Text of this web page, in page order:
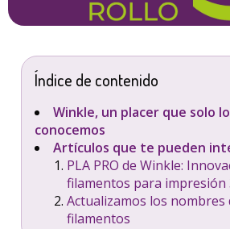
Índice de contenido
Winkle, un placer que solo
conocemos
Artículos que te pueden
PLA PRO de Winkle:
filamentos para impresión
Actualizamos los nombres
filamentos